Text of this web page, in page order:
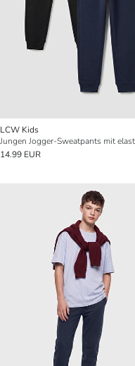
LCW Kids
14.99 EUR